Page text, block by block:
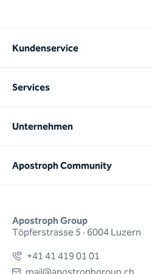
Apostroph Group
Töpferstrasse 5 · 6004 Luzern
+41 41 419 01 01
Kundenservice
Services
Unternehmen
Apostroph Community